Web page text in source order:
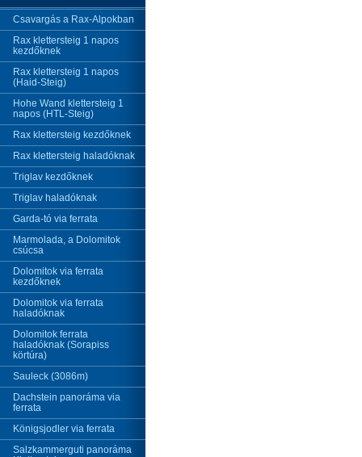
Csavargás a Rax-Alpokban
Rax klettersteig 1 napos
kezdőknek
Rax klettersteig 1 napos
(Haid-Steig)
Hohe Wand klettersteig 1
napos (HTL-Steig)
Rax klettersteig kezdőknek
Rax klettersteig haladóknak
Triglav kezdőknek
Triglav haladóknak
Garda-tó via ferrata
Marmolada, a Dolomitok
csúcsa
Dolomitok via ferrata
kezdőknek
Dolomitok via ferrata
haladóknak
Dolomitok ferrata
haladóknak (Sorapiss
körtúra)
Sauleck (3086m)
Dachstein panoráma via
ferrata
Königsjodler via ferrata
Salzkammerguti panoráma